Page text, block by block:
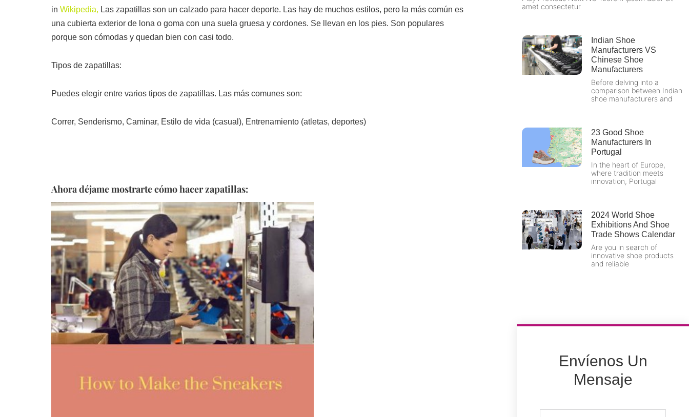
in Wikipedia, Las zapatillas son un calzado para hacer deporte. Las hay de muchos estilos, pero la más común es
una cubierta exterior de lona o goma con una suela gruesa y cordones. Se llevan en los pies. Son populares
porque son cómodas y quedan bien con casi todo.
Tipos de zapatillas:
Puedes elegir entre varios tipos de zapatillas. Las más comunes son:
Correr, Senderismo, Caminar, Estilo de vida (casual), Entrenamiento (atletas, deportes)
Ahora déjame mostrarte cómo hacer zapatillas:
amet consectetur
Indian Shoe
Manufacturers VS
Chinese Shoe
Manufacturers
Before delving into a
comparison between Indian
shoe manufacturers and
23 Good Shoe
Manufacturers In
Portugal
In the heart of Europe,
where tradition meets
innovation, Portugal
2024 World Shoe
Exhibitions And Shoe
Trade Shows Calendar
Are you in search of
innovative shoe products
and reliable
Envíenos Un
Mensaje